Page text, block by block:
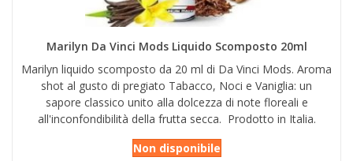
Marilyn Da Vinci Mods Liquido Scomposto 20ml
Marilyn liquido scomposto da 20 ml di Da Vinci Mods. Aroma
shot al gusto di pregiato Tabacco, Noci e Vaniglia: un
sapore classico unito alla dolcezza di note floreali e
all'inconfondibilità della frutta secca. Prodotto in Italia.
Non disponibile